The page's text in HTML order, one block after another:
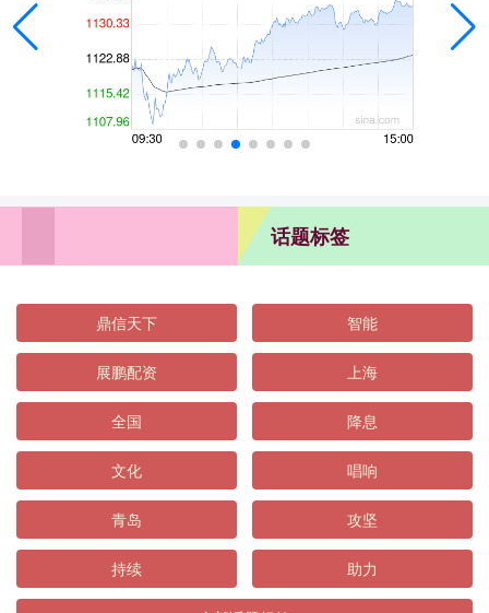
话题标签
鼎信天下 智能
展鹏配资 上海
全国 降息
文化 唱响
青岛 攻坚
持续 助力